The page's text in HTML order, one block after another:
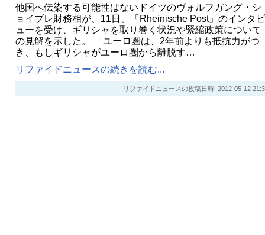
他国へ伝染する可能性はないドイツのヴォルフガング・シ
ョイブレ財務相が、11日、「Rheinische Post」のインタビ
ューを受け、ギリシャを取り巻く状況や緊縮政策について
の見解を示した。 「ユーロ圏は、2年前よりも抵抗力がつ
き、もしギリシャがユーロ圏から離脱す…
リファイドニュースの続きを読む...
リファイドニュースの投稿日時: 2012-05-12